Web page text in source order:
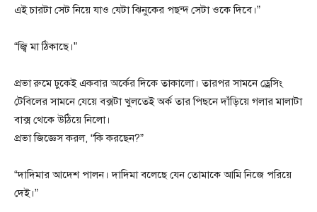
এই চারটা সেট নিয়ে যাও যেটা ঝিনুকের পছন্দ সেটা ওকে দিবে।”
“জ্বি মা ঠিকাছে।”
প্রভা রুমে ঢুকেই একবার অর্কের দিকে তাকালো। তারপর সামনে ড্রেসিং
টেবিলের সামনে যেয়ে বক্সটা খুলতেই অর্ক তার পিছনে দাঁড়িয়ে গলার মালাটা
বাক্স থেকে উঠিয়ে নিলো।
প্রভা জিজ্ঞেস করল, “কি করছেন?”
“দাদিমার আদেশ পালন। দাদিমা বলেছে যেন তোমাকে আমি নিজে পরিয়ে
দেই।”